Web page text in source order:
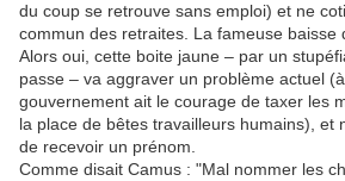
du coup se retrouve sans emploi) et ne
commun des retraites. La fameuse baisse
Alors oui, cette boite jaune – par un
passe – va aggraver un problème actuel
gouvernement ait le courage de taxer les
la place de bêtes travailleurs humains), et
de recevoir un prénom.
Comme disait Camus : "Mal nommer les